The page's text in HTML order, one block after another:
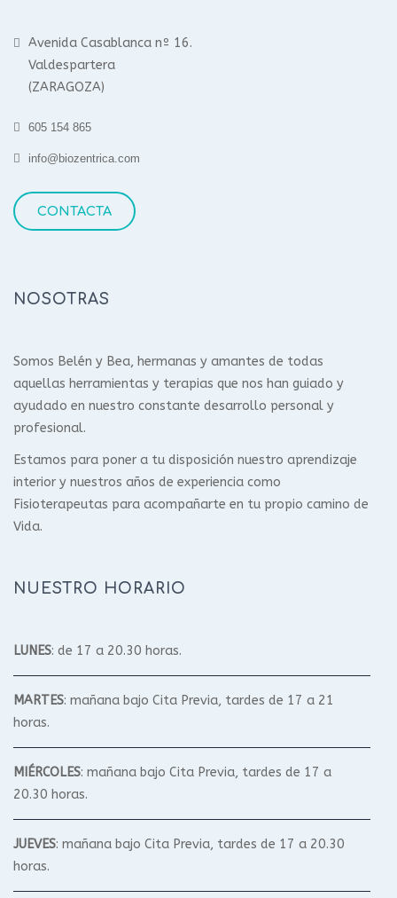
Avenida Casablanca nº 16.
Valdespartera
(ZARAGOZA)
605 154 865
info@biozentrica.com
CONTACTA
NOSOTRAS
Somos Belén y Bea, hermanas y amantes de todas
aquellas herramientas y terapias que nos han guiado y
ayudado en nuestro constante desarrollo personal y
profesional.
Estamos para poner a tu disposición nuestro aprendizaje
interior y nuestros años de experiencia como
Fisioterapeutas para acompañarte en tu propio camino de
Vida.
NUESTRO HORARIO
LUNES: de 17 a 20.30 horas.
MARTES: mañana bajo Cita Previa, tardes de 17 a 21
horas.
MIÉRCOLES: mañana bajo Cita Previa, tardes de 17 a
20.30 horas.
JUEVES: mañana bajo Cita Previa, tardes de 17 a 20.30
horas.